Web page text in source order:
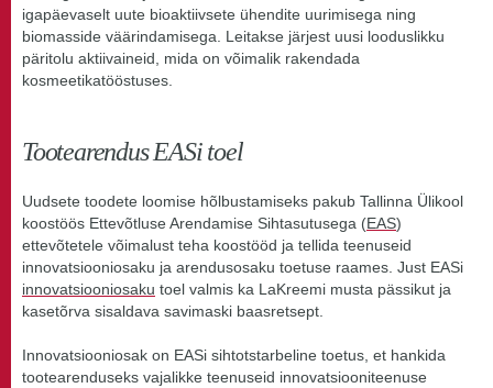
igapäevaselt uute bioaktiivsete ühendite uurimisega ning
biomasside väärindamisega. Leitakse järjest uusi looduslikku
päritolu aktiivaineid, mida on võimalik rakendada
kosmeetikatööstuses.
Tootearendus EASi toel
Uudsete toodete loomise hõlbustamiseks pakub Tallinna Ülikool
koostöös Ettevõtluse Arendamise Sihtasutusega (EAS)
ettevõtetele võimalust teha koostööd ja tellida teenuseid
innovatsiooniosaku ja arendusosaku toetuse raames. Just EASi
innovatsiooniosaku toel valmis ka LaKreemi musta pässikut ja
kasetõrva sisaldava savimaski baasretsept.
Innovatsiooniosak on EASi sihtotstarbeline toetus, et hankida
tootearenduseks vajalikke teenuseid innovatsiooniteenuse